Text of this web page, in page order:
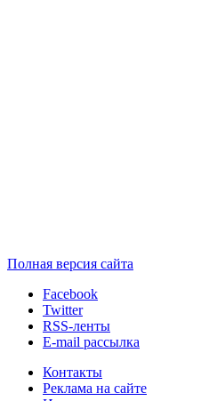
Полная версия сайта
Facebook
Twitter
RSS-ленты
E-mail рассылка
Контакты
Реклама на сайте